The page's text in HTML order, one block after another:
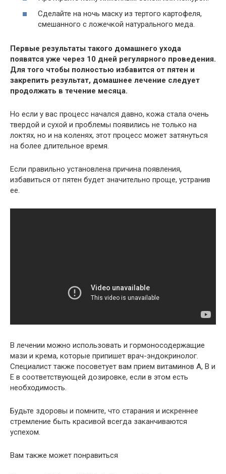
Сделайте на ночь маску из тертого картофеля,
смешанного с ложечкой натурального меда.
Первые результаты такого домашнего ухода
появятся уже через 10 дней регулярного проведения.
Для того чтобы полностью избавится от пятен и
закрепить результат, домашнее лечение следует
продолжать в течение месяца.
Но если у вас процесс начался давно, кожа стала очень
твердой и сухой и проблемы появились не только на
локтях, но и на коленях, этот процесс может затянуться
на более длительное время.
Если правильно установлена причина появления,
избавиться от пятен будет значительно проще, устранив
ее.
В лечении можно использовать и гормоносодержащие
мази и крема, которые припишет врач-эндокринолог.
Специалист также посоветует вам прием витаминов А, В и
Е в соответствующей дозировке, если в этом есть
необходимость.
Будьте здоровы и помните, что старания и искреннее
стремление быть красивой всегда заканчиваются
успехом.
Вам также может понравиться